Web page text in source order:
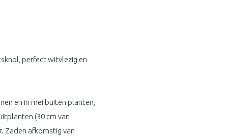
perfect witvlezig en
en in mei buiten planten,
(30 cm van
Zaden afkomstig van